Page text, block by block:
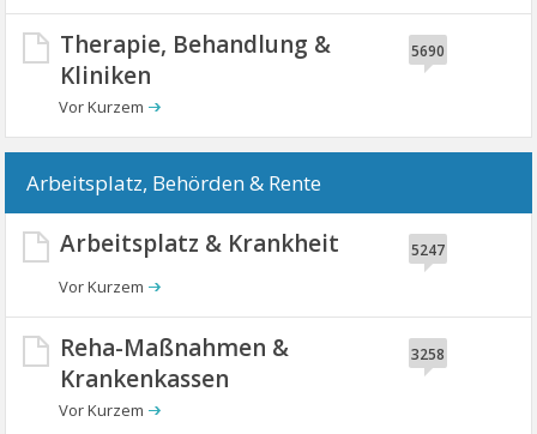
Therapie, Behandlung &
Kliniken
5690
Arbeitsplatz, Behörden & Rente
Arbeitsplatz & Krankheit 5247
Reha-Maßnahmen &
Krankenkassen
3258